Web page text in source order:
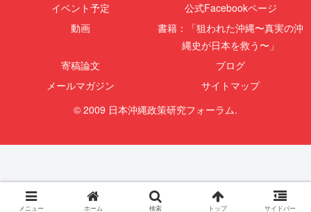
イベント予定
公式Facebookページ
動画
書籍：「狙われた沖縄〜真実の沖
縄史が日本を救う〜」
寄稿論文
ブログ
メールマガジン
サイトマップ
© 2009 日本沖縄政策研究フォーラム.
メニュー ホーム 検索 トップ サイドバー